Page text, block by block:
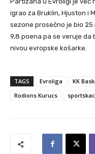
igrao za Bruklin, Hjuston i
sezone prosečno je bio 25
9,8 poena pa se veruje da
nivou evropske košarke.
TAGS Evroliga KK
Rodions Kurucs